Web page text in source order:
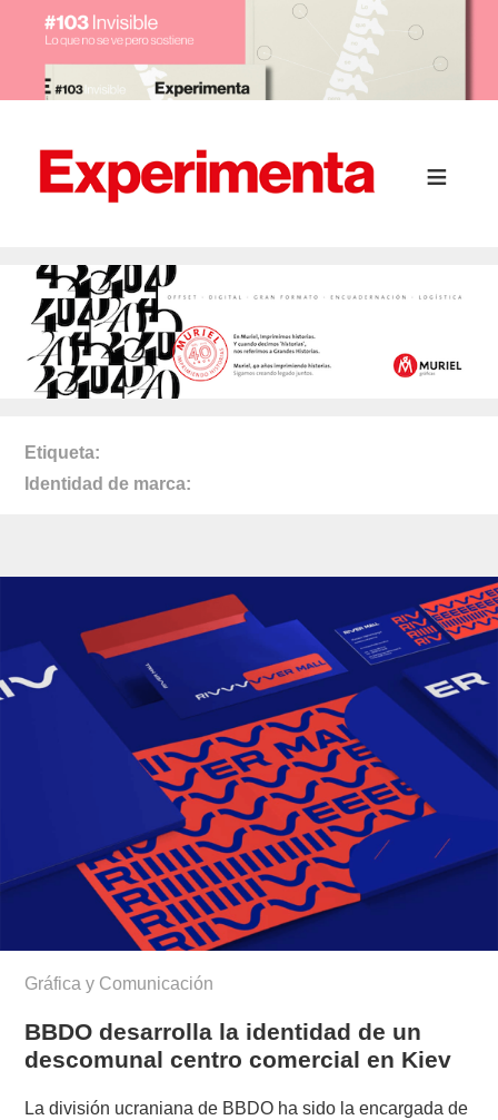
Etiqueta
Identidad de marca
Gráfica y Comunicación
BBDO desarrolla la identidad de un
descomunal centro comercial en Kiev
La división ucraniana de BBDO ha sido la encargada de